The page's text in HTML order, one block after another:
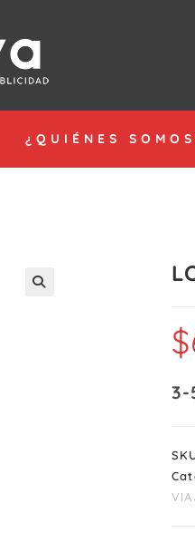
¿QUIÉNES
$
3-